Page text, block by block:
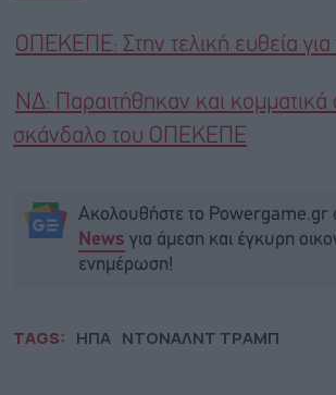
ΟΠΕΚΕΠΕ: Στην τελική ευθεία
ΝΔ: Παραιτήθηκαν και κομματικά
σκάνδαλο του ΟΠΕΚΕΠΕ
Ακολουθήστε το Powergame.gr
News για άμεση και έγκυρη
ενημέρωση!
TAGS: ΗΠΑ ΝΤΟΝΑΛΝΤ ΤΡΑΜΠ